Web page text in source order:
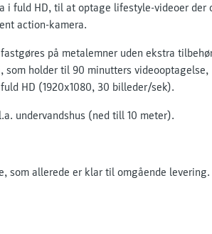
i fuld HD, til at optage lifestyle-videoer der
action-kamera.
på metalemner uden ekstra
som holder til 90 minutters videooptagelse,
HD (1920x1080, 30 billeder/sek).
undervandshus (ned till 10 meter).
som allerede er klar til omgående levering.